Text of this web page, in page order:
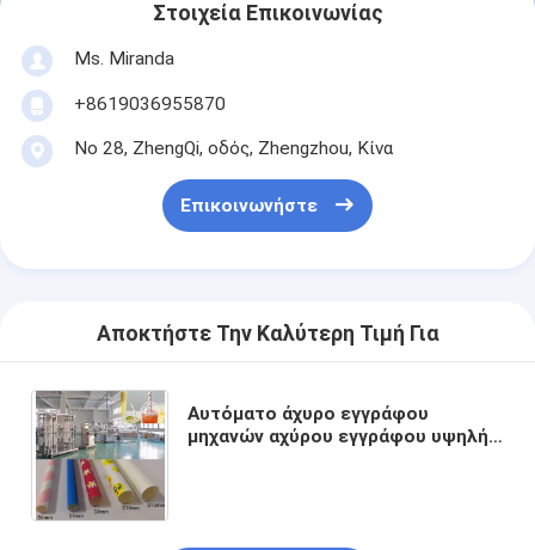
Στοιχεία Επικοινωνίας
Ms. Miranda
+8619036955870
Νο 28, ZhengQi, οδός, Zhengzhou, Κίνα
Επικοινωνήστε
Αποκτήστε Την Καλύτερη Τιμή Για
Αυτόματο άχυρο εγγράφου
μηχανών αχύρου εγγράφου υψηλής